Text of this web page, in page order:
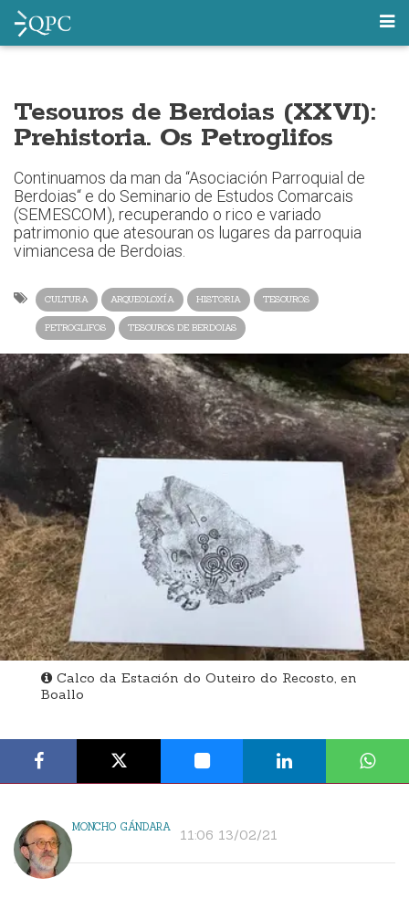
Tesouros de Berdoias (XXVI):
Prehistoria. Os Petroglifos
Continuamos da man da “Asociación Parroquial de
Berdoias“ e do Seminario de Estudos Comarcais
(SEMESCOM), recuperando o rico e variado
patrimonio que atesouran os lugares da parroquia
vimiancesa de Berdoias.
CULTURA ARQUEOLOXÍA HISTORIA TESOUROS
PETROGLIFOS TESOUROS DE BERDOIAS
Calco da Estación do Outeiro do Recosto, en
Boallo
MONCHO GÁNDARA 11:06 13/02/21